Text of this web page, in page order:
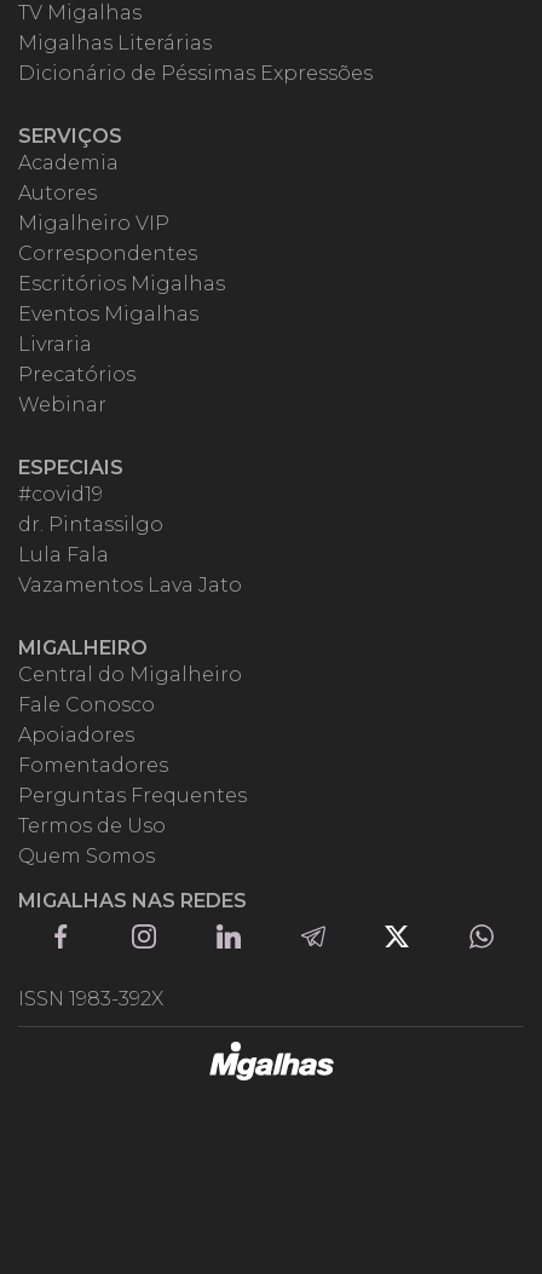
TV Migalhas
Migalhas Literárias
Dicionário de Péssimas Expressões
SERVIÇOS
Academia
Autores
Migalheiro VIP
Correspondentes
Escritórios Migalhas
Eventos Migalhas
Livraria
Precatórios
Webinar
ESPECIAIS
#covid19
dr. Pintassilgo
Lula Fala
Vazamentos Lava Jato
MIGALHEIRO
Central do Migalheiro
Fale Conosco
Apoiadores
Fomentadores
Perguntas Frequentes
Termos de Uso
Quem Somos
MIGALHAS NAS REDES
ISSN 1983-392X